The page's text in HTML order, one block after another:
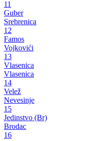
11
Guber
Srebrenica
12
Famos
Vojkovići
13
Vlasenica
Vlasenica
14
Velež
Nevesinje
15
Jedinstvo (Br)
Brodac
16